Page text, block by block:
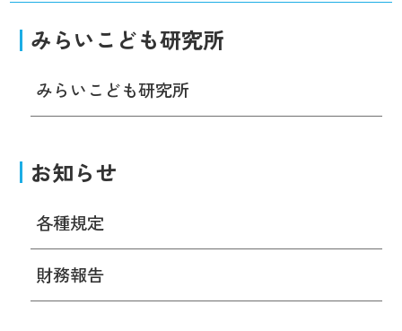
みらいこども研究所
みらいこども研究所
お知らせ
各種規定
財務報告